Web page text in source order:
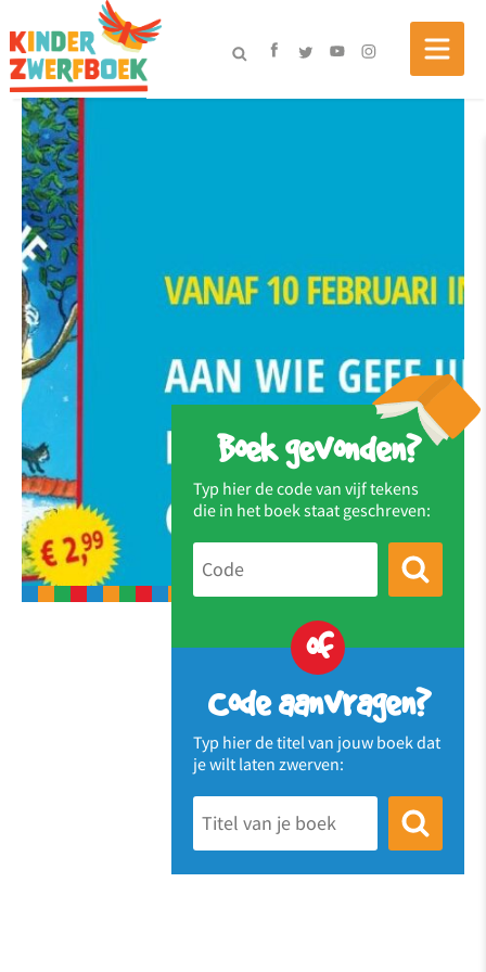
Boek gevonden?
Typ hier de code van vijf tekens
die in het boek staat geschreven:
of
Code aanvragen?
Typ hier de titel van jouw boek dat
je wilt laten zwerven: